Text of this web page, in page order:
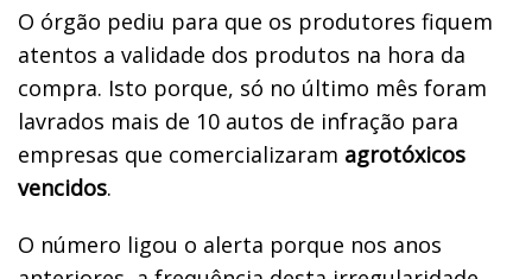
O órgão pediu para que os produtores fiquem
atentos a validade dos produtos na hora da
compra. Isto porque, só no último mês foram
lavrados mais de 10 autos de infração para
empresas que comercializaram agrotóxicos
vencidos.
O número ligou o alerta porque nos anos